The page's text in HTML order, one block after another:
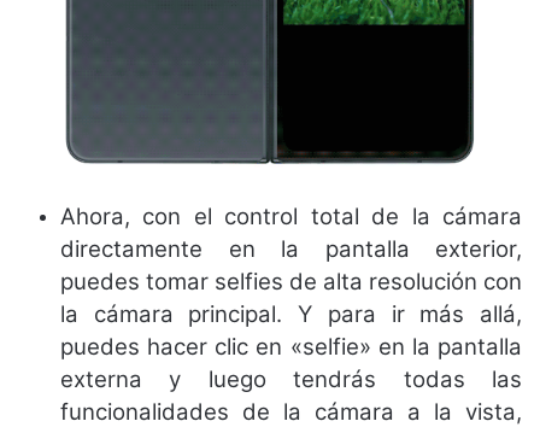
Ahora, con el control total de la cámara
directamente en la pantalla exterior,
puedes tomar selfies de alta resolución con
la cámara principal. Y para ir más allá,
puedes hacer clic en «selfie» en la pantalla
externa y luego tendrás todas las
funcionalidades de la cámara a la vista,